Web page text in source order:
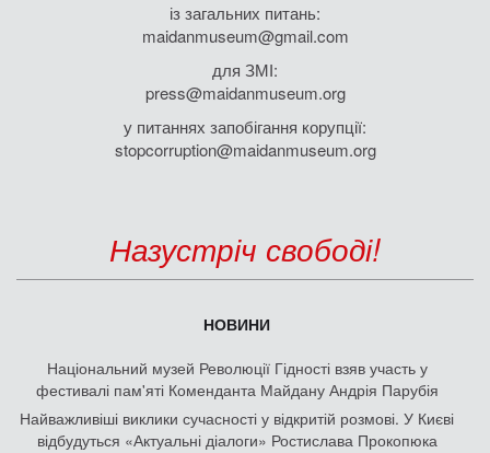
із загальних питань:
maidanmuseum@gmail.com
для ЗМІ:
press@maidanmuseum.org
у питаннях запобігання корупції:
stopcorruption@maidanmuseum.org
Назустріч свободі!
НОВИНИ
Національний музей Революції Гідності взяв участь у
фестивалі пам'яті Коменданта Майдану Андрія Парубія
Найважливіші виклики сучасності у відкритій розмові. У Києві
відбудуться «Актуальні діалоги» Ростислава Прокопюка